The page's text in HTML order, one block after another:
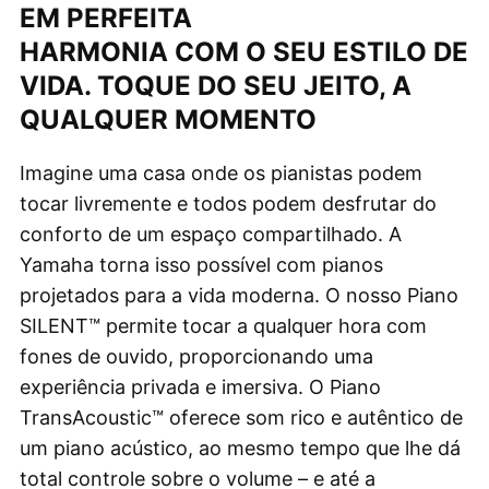
EM PERFEITA
HARMONIA COM O SEU ESTILO DE
VIDA. TOQUE DO SEU JEITO, A
QUALQUER MOMENTO
Imagine uma casa onde os pianistas podem
tocar livremente e todos podem desfrutar do
conforto de um espaço compartilhado. A
Yamaha torna isso possível com pianos
projetados para a vida moderna. O nosso Piano
SILENT™ permite tocar a qualquer hora com
fones de ouvido, proporcionando uma
experiência privada e imersiva. O Piano
TransAcoustic™ oferece som rico e autêntico de
um piano acústico, ao mesmo tempo que lhe dá
total controle sobre o volume – e até a